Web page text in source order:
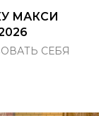
МАКСИ
СЕБЯ